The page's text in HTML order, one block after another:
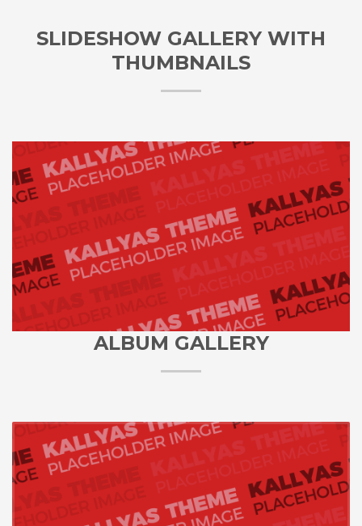
SLIDESHOW GALLERY WITH
THUMBNAILS
ALBUM GALLERY